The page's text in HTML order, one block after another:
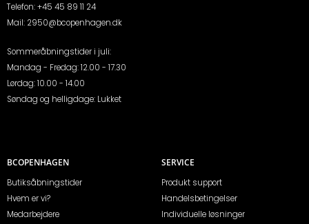
Telefon:+45 45 89 11 24
Mail: 2950@bcopenhagen.dk
Sommeråbningstider i juli:
Mandag - Fredag: 12.00 - 17.30
Lørdag: 10.00 - 14.00
Søndag og helligdage: Lukket
BCOPENHAGEN
Butiksåbningstider
Hvem er vi?
Medarbejdere
SERVICE
Produkt support
Handelsbetingelser
Individuelle løsninger